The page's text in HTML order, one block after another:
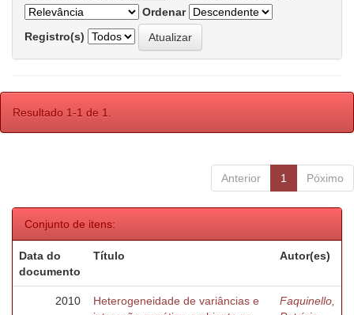
Ordenar
Registro(s)
Resultado 1-1 de 1.
Anterior 1 Póximo
Conjunto de itens:
Data do
documento
Título Autor(es)
2010
Heterogeneidade de variâncias e
Faquinello,